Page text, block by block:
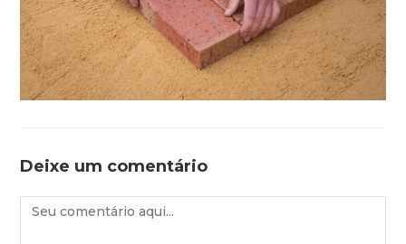
Deixe um comentário
Comentário